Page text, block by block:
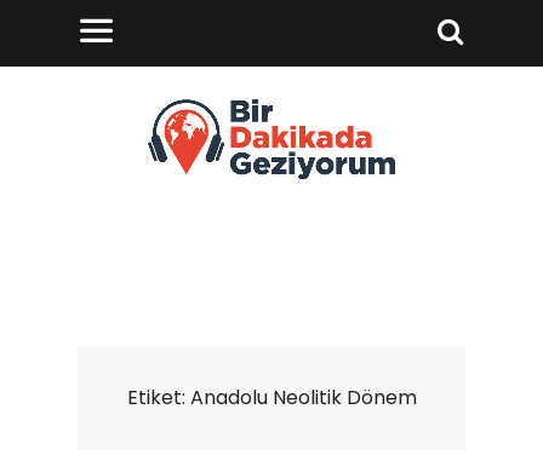
Etiket: Anadolu Neolitik Dönem